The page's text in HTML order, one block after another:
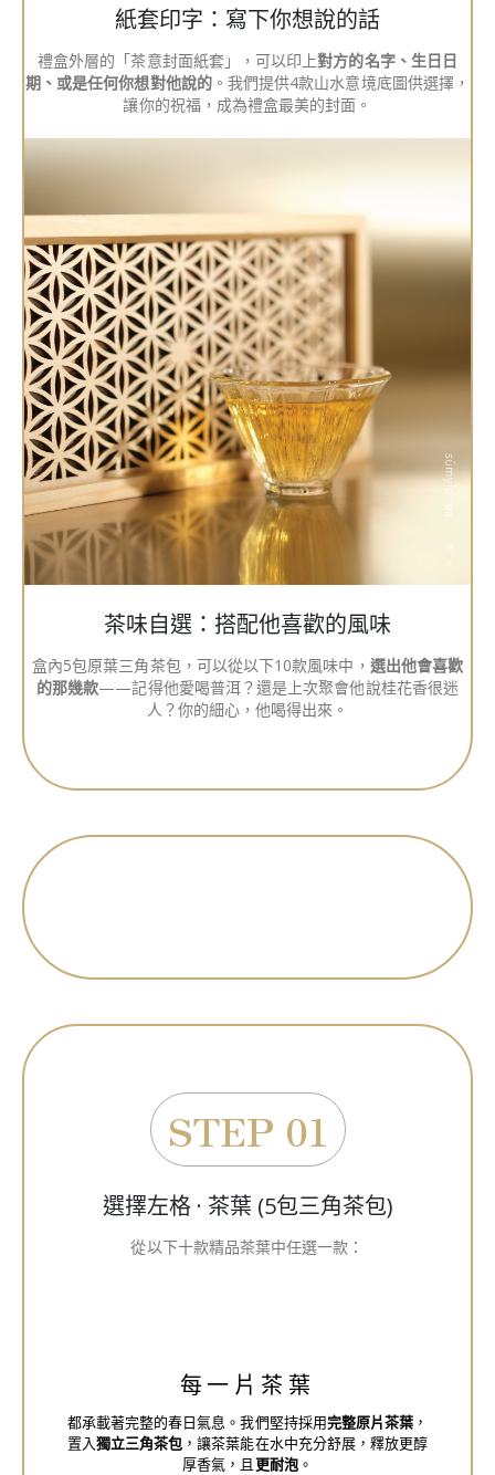
紙套印字：寫下你想說的話
禮盒外層的「茶意封面紙套」，可以印上對方的名字、生日日
期、或是任何你想對他說的。我們提供4款山水意境底圖供選擇，
讓你的祝福，成為禮盒最美的封面。
茶味自選：搭配他喜歡的風味
盒內5包原葉三角茶包，可以從以下10款風味中， 選出他會喜歡
的那幾款——記得他愛喝普洱？還是上次聚會他說桂花香很迷
人？你的細心，他喝得出來。
STEP 01
選擇左格 · 茶葉 (5包三角茶包)
從以下十款精品茶葉中任選一款：
每一片茶葉
都承載著完整的春日氣息。我們堅持採用完整原片茶葉 ，
置入 獨立三角茶包 ，讓茶葉能在水中充分舒展，釋放更醇
厚香氣，且 更耐泡。